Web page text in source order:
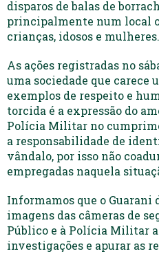
disparos de balas de
principalmente num local
crianças, idosos e mulheres.
As ações registradas no
uma sociedade que carece
exemplos de respeito e
torcida é a expressão do
Polícia Militar no
a responsabilidade de
vândalo, por isso não
empregadas naquela
Informamos que o
imagens das câmeras de
Público e à Polícia Militar
investigações e apurar as